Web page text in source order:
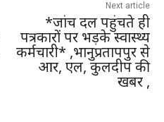
Next article
*जांच दल पहुंचते ही
पत्रकारों पर भड़के स्वास्थ्य
कर्मचारी* ,भानुप्रतापपुर से
आर, एल, कुलदीप की
खबर ,